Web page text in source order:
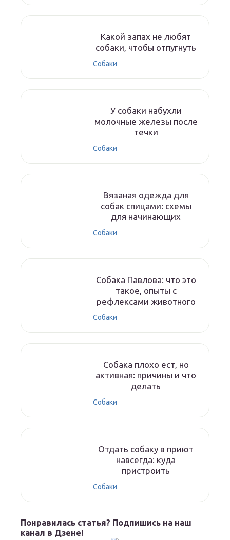
Какой запах не любят
собаки, чтобы отпугнуть
Собаки
У собаки набухли
молочные железы после
течки
Собаки
Вязаная одежда для
собак спицами: схемы
для начинающих
Собаки
Собака Павлова: что это
такое, опыты с
рефлексами животного
Собаки
Собака плохо ест, но
активная: причины и что
делать
Собаки
Отдать собаку в приют
навсегда: куда
пристроить
Собаки
Понравилась статья? Подпишись на наш
канал в Дзене!